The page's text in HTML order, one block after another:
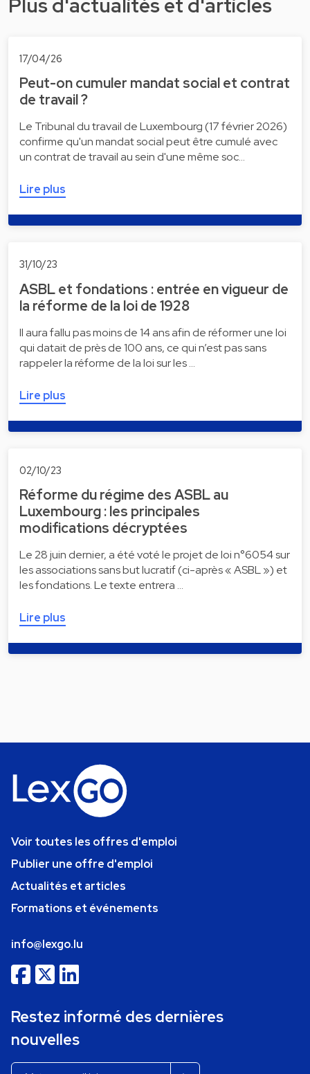
Plus d'actualités et d'articles
17/04/26
Peut-on cumuler mandat social et contrat
de travail ?
Le Tribunal du travail de Luxembourg (17 février 2026)
confirme qu'un mandat social peut être cumulé avec
un contrat de travail au sein d'une même soc…
Lire plus
31/10/23
ASBL et fondations : entrée en vigueur de
la réforme de la loi de 1928
Il aura fallu pas moins de 14 ans afin de réformer une loi
qui datait de près de 100 ans, ce qui n’est pas sans
rappeler la réforme de la loi sur les …
Lire plus
02/10/23
Réforme du régime des ASBL au
Luxembourg : les principales
modifications décryptées
Le 28 juin dernier, a été voté le projet de loi n°6054 sur
les associations sans but lucratif (ci-après « ASBL ») et
les fondations. Le texte entrera …
Lire plus
Voir toutes les offres d'emploi
Publier une offre d'emploi
Actualités et articles
Formations et événements
info@lexgo.lu
Restez informé des dernières
nouvelles